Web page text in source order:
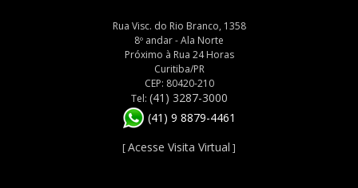
Rua Visc. do Rio Branco, 1358
8º andar - Ala Norte
Próximo à Rua 24 Horas
Curitiba/PR
CEP: 80420-210
Tel: (41) 3287-3000
(41) 9 8879-4461
[Acesse Visita Virtual ]